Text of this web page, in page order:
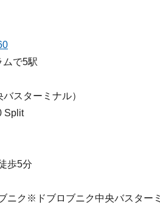
ムで5駅
スターミナル）
Split
歩5分
ニク※ドブロブニク中央バスター